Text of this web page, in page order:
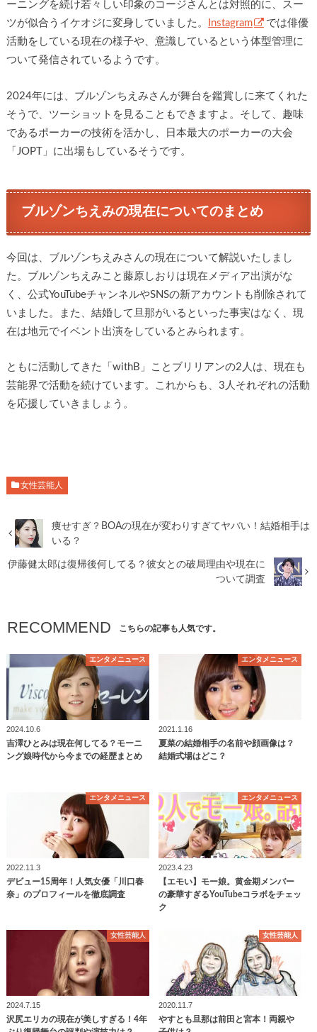
ーニングを続け若々しい印象のコージさんとは対照的に、スー
ツが似合うイケオジに変身していました。
Instagram
では俳優
活動をしている現在の様子や、意識しているという体型管理に
ついて発信されているようです。
2024年には、ブルゾンちえみさんが舞台を鑑賞しに来てくれた
そうで、ツーショットを見ることもできますよ。そして、趣味
であるポーカーの技術を活かし、日本最大のポーカーの大会
「JOPT」に出場もしているそうです。
ブルゾンちえみの現在についてのまとめ
今回は、ブルゾンちえみさんの現在について解説いたしまし
た。ブルゾンちえみこと藤原しおりは現在メディア出演がな
く、公式YouTubeチャンネルやSNSの新アカウントも削除されて
いました。また、結婚して旦那がいるといった事実はなく、現
在は地元でイベント出演をしているとみられます。
ともに活動してきた「withB」ことブリリアンの2人は、現在も
芸能界で活動を続けています。これからも、3人それぞれの活動
を応援していきましょう。
女性芸能人
痩せすぎ？BOAの現在が変わりすぎてヤバい！結婚相手は
いる？
伊藤健太郎は復帰後何してる？彼女との破局理由や現在に
ついて調査
RECOMMEND こちらの記事も人気です。
エンタメニュース
2024.10.6
吉澤ひとみは現在何してる？モーニ
ング娘時代から今までの経歴まとめ
エンタメニュース
2021.1.16
夏菜の結婚相手の名前や顔画像は？
結婚式場はどこ？
エンタメニュース
2022.11.3
デビュー15周年！人気女優「川口春
奈」のプロフィールを徹底調査
エンタメニュース
2023.4.23
【エモい】モー娘。黄金期メンバー
の豪華すぎるYouTubeコラボをチェッ
ク
女性芸能人
2024.7.15
沢尻エリカの現在が美しすぎる！4年
女性芸能人
2020.11.7
やすとも旦那は前田と宮本！両親や